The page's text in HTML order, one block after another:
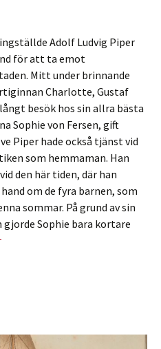
Adolf Ludvig Piper
för att ta emot
Mitt under brinnande
Charlotte, Gustaf
besök hos sin allra bästa
Sophie von Fersen, gift
Piper hade också tjänst vid
som hemmaman. Han
den här tiden, där han
om de fyra barnen, som
sommar. På grund av sin
Sophie bara kortare